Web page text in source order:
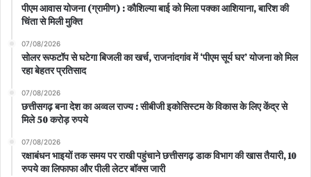
पीएम आवास योजना (ग्रामीण) : कौशिल्या बाई को मिला पक्का आशियाना, बारिश की
चिंता से मिली मुक्ति
07/08/2026
सोलर रूफटॉप से घटेगा बिजली का खर्च, राजनांदगांव में ‘पीएम सूर्य घर’ योजना को मिल
रहा बेहतर प्रतिसाद
07/08/2026
छत्तीसगढ़ बना देश का अव्वल राज्य : सीबीजी इकोसिस्टम के विकास के लिए केंद्र से
मिले 50 करोड़ रुपये
07/08/2026
रक्षाबंधन भाइयों तक समय पर राखी पहुंचाने छत्तीसगढ़ डाक विभाग की खास तैयारी, 10
रुपये का लिफाफा और पीली लेटर बॉक्स जारी